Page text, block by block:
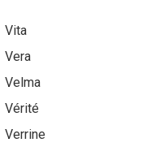
Vita
Vera
Velma
Vérité
Verrine